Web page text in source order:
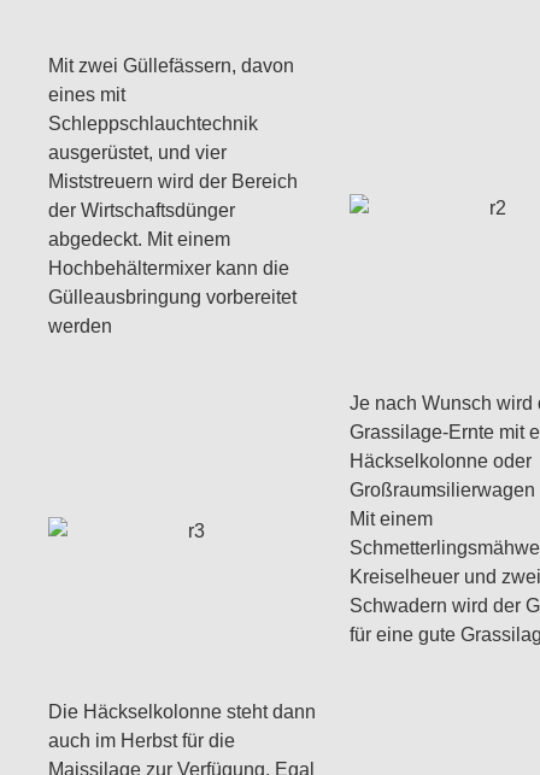
Mit zwei Güllefässern, davon
eines mit
Schleppschlauchtechnik
ausgerüstet, und vier
Miststreuern wird der Bereich
der Wirtschaftsdünger
abgedeckt. Mit einem
Hochbehältermixer kann die
Gülleausbringung vorbereitet
werden
Je nach Wunsch wird
Grassilage-Ernte mit
Häckselkolonne oder
Großraumsilierwagen
Mit einem
Kreiselheuer und zwei
Schwadern wird der
für eine gute
Die Häckselkolonne steht dann
auch im Herbst für die
Maissilage zur Verfügung. Egal